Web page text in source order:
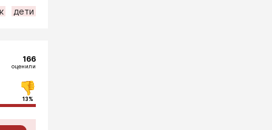
дети
166
оценили
13%